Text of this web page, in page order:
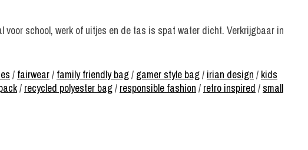
school, werk of uitjes en de tas is spat water dicht. Verkrijgbaar in
/ fairwear/ family friendly bag/ gamer style bag/ irian design / kids
/ recycled polyester bag/ responsible fashion / retro inspired / small